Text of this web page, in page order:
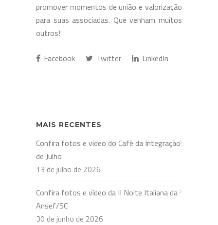
promover momentos de união e valorização
para suas associadas. Que venham muitos
outros!
Facebook Twitter LinkedIn
MAIS RECENTES
Confira fotos e vídeo do Café da Integração
de Julho
13 de julho de 2026
Confira fotos e vídeo da II Noite Italiana da
Ansef/SC
30 de junho de 2026